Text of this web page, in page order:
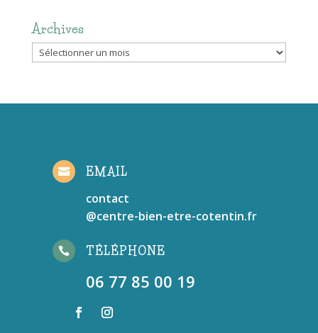
Archives
Archives
 EMAIL
contact
@centre-bien-etre-cotentin.fr
 TÉLÉPHONE
06 77 85 00 19